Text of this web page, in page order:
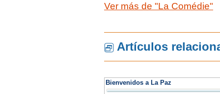
Ver más de "La Comédie"
Artículos
Bienvenidos a La Paz